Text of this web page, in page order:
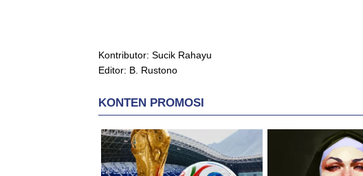
Kontributor: Sucik Rahayu
Editor: B. Rustono